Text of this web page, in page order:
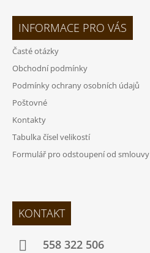
INFORMACE PRO VÁS
Časté otázky
Obchodní podmínky
Podmínky ochrany osobních údajů
Poštovné
Kontakty
Tabulka čísel velikostí
Formulář pro odstoupení od smlouvy
KONTAKT
558 322 506